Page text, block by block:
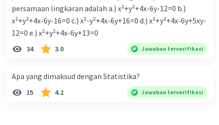
persamaan lingkaran adalah a.) x²+y²+4x-6y-12=0 b.)
x²+y²+4x-6y-16=0 c.) x²-y²+4x-6y+16=0 d.) x²+y²+4x-6y+5xy-
12=0 e.) x²+y²+4x-6y+13=0
34 3.0 Jawaban terverifikasi
Apa yang dimaksud dengan Statistika?
15 4.2 Jawaban terverifikasi